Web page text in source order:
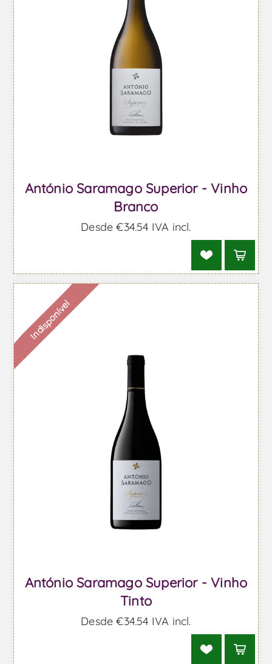
António Saramago Superior - Vinho
Branco
Desde €34,54 IVA incl.
Indisponível
António Saramago Superior - Vinho
Tinto
Desde €34,54 IVA incl.